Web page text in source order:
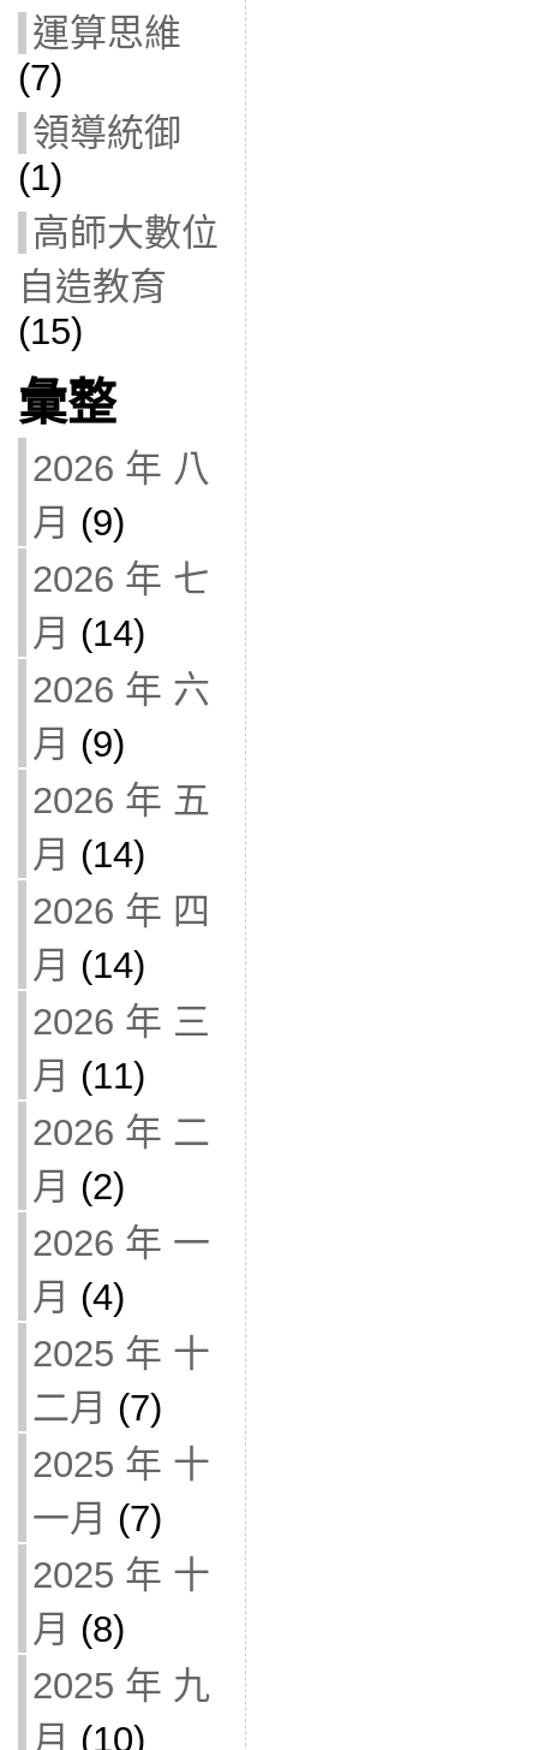
運算思維
(7)
領導統御
(1)
高師大數位
自造教育
(15)
彙整
2026 年 八
月 (9)
2026 年 七
月 (14)
2026 年 六
月 (9)
2026 年 五
月 (14)
2026 年 四
月 (14)
2026 年 三
月 (11)
2026 年 二
月 (2)
2026 年 一
月 (4)
2025 年 十
二月 (7)
2025 年 十
一月 (7)
2025 年 十
月 (8)
2025 年 九
月 (10)